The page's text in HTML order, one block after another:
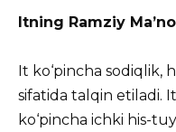
Itning Ramziy
It ko‘pincha sodiqlik,
sifatida talqin etiladi.
ko‘pincha ichki his-